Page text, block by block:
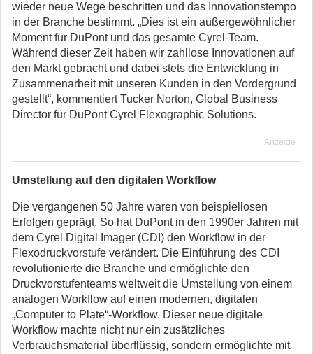
wieder neue Wege beschritten und das Innovationstempo
in der Branche bestimmt. „Dies ist ein außergewöhnlicher
Moment für DuPont und das gesamte Cyrel-Team.
Während dieser Zeit haben wir zahllose Innovationen auf
den Markt gebracht und dabei stets die Entwicklung in
Zusammenarbeit mit unseren Kunden in den Vordergrund
gestellt“, kommentiert Tucker Norton, Global Business
Director für DuPont Cyrel Flexographic Solutions.
Anzeige
Umstellung auf den digitalen Workflow
Die vergangenen 50 Jahre waren von beispiellosen
Erfolgen geprägt. So hat DuPont in den 1990er Jahren mit
dem Cyrel Digital Imager (CDI) den Workflow in der
Flexodruckvorstufe verändert. Die Einführung des CDI
revolutionierte die Branche und ermöglichte den
Druckvorstufenteams weltweit die Umstellung von einem
analogen Workflow auf einen modernen, digitalen
„Computer to Plate“-Workflow. Dieser neue digitale
Workflow machte nicht nur ein zusätzliches
Verbrauchsmaterial überflüssig, sondern ermöglichte mit